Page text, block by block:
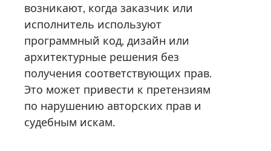
возникают, когда заказчик или
исполнитель используют
программный код, дизайн или
архитектурные решения без
получения соответствующих прав.
Это может привести к претензиям
по нарушению авторских прав и
судебным искам.